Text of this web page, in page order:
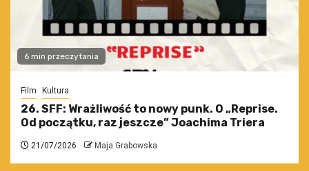
6 min przeczytania
Film Kultura
26. SFF: Wrażliwość to nowy punk. O „Reprise.
Od początku, raz jeszcze” Joachima Triera
21/07/2026 Maja Grabowska